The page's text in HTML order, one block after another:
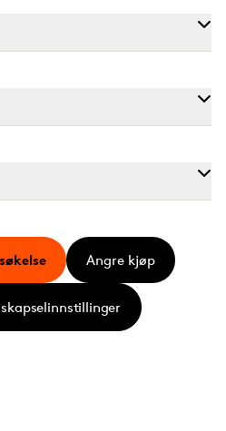
Angre kjøp